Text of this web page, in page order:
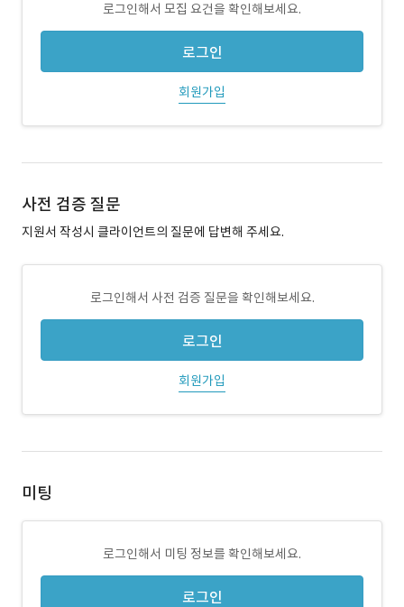
로그인해서 모집 요건을 확인해보세요.
로그인
회원가입
사전 검증 질문
지원서 작성시 클라이언트의 질문에 답변해 주세요.
로그인해서 사전 검증 질문을 확인해보세요.
로그인
회원가입
미팅
로그인해서 미팅 정보를 확인해보세요.
로그인